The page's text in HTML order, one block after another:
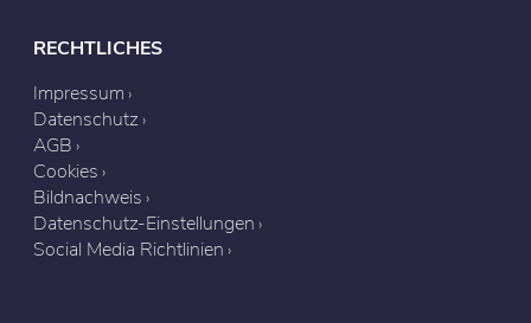
RECHTLICHES
Impressum
Datenschutz
AGB
Cookies
Bildnachweis
Datenschutz-Einstellungen
Social Media Richtlinien